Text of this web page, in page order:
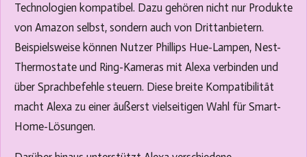
Technologien kompatibel. Dazu gehören nicht nur Produkte
von Amazon selbst, sondern auch von Drittanbietern.
Beispielsweise können Nutzer Phillips Hue-Lampen, Nest-
Thermostate und Ring-Kameras mit Alexa verbinden und
über Sprachbefehle steuern. Diese breite Kompatibilität
macht Alexa zu einer äußerst vielseitigen Wahl für Smart-
Home-Lösungen.